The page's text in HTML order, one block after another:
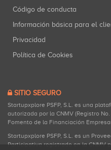
Código de conducta
Información básica para el
Privacidad
Política de Cookies
SITIO SEGURO
Startupxplore PSFP, S.L. es una
autorizada por la CNMV (Registro
Fomento de la Financiación
Startupxplore PSFP, S.L. es un
Participativa registrado en la CNMV